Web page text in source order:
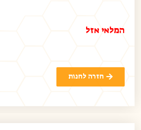
המלאי אזל
חזרה לחנות